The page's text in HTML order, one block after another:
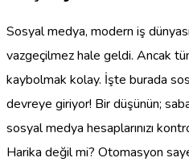
Sosyal medya, modern iş
vazgeçilmez hale geldi. Ancak
kaybolmak kolay. İşte burada
devreye giriyor! Bir düşünün;
sosyal medya hesaplarınızı
Harika değil mi? Otomasyon